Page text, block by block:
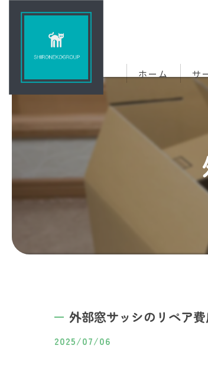
ホーム サ
外部窓サッシのリペア
2025/07/06